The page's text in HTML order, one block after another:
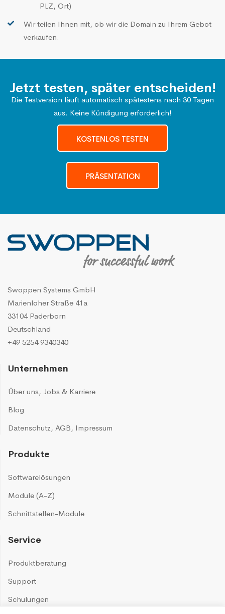
PLZ, Ort)
Wir teilen Ihnen mit, ob wir die Domain zu Ihrem Gebot
verkaufen.
Jetzt testen, später entscheiden!
Die Testversion läuft automatisch spätestens nach 30 Tagen
aus. Keine Kündigung erforderlich!
KOSTENLOS TESTEN
PRÄSENTATION
Swoppen Systems GmbH
Marienloher Straße 41a
33104 Paderborn
Deutschland
+49 5254 9340340
Unternehmen
Über uns, Jobs & Karriere
Blog
Datenschutz, AGB, Impressum
Produkte
Softwarelösungen
Module (A-Z)
Schnittstellen-Module
Service
Produktberatung
Support
Schulungen